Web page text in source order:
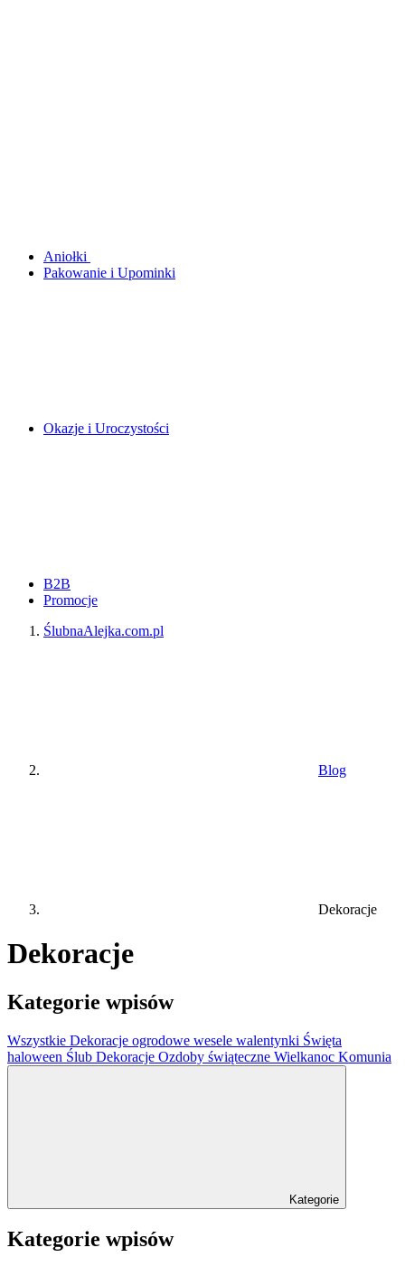
Aniołki
Pakowanie i Upominki
Okazje i Uroczystości
B2B
Promocje
ŚlubnaAlejka.com.pl
Blog
Dekoracje
Dekoracje
Kategorie wpisów
Wszystkie Dekoracje ogrodowe wesele walentynki Święta
haloween Ślub Dekoracje Ozdoby świąteczne Wielkanoc Komunia
Kategorie
Kategorie wpisów